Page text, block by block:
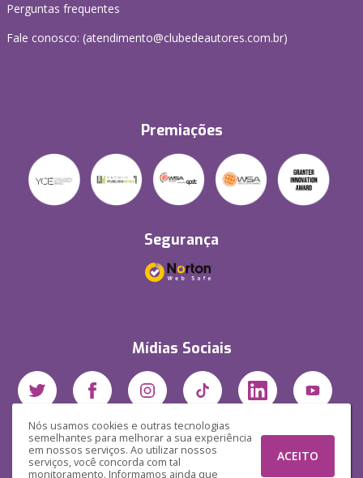
Nós usamos cookies e outras tecnologias
semelhantes para melhorar a sua experiência
em nossos serviços. Ao utilizar nossos
serviços, você concorda com tal
monitoramento. Informamos ainda que
ACEITO
Perguntas frequentes
Fale conosco: (atendimento@clubedeautores.com.br)
Premiações
Segurança
Mídias Sociais